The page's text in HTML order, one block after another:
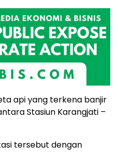
api yang terkena banjir
Stasiun Karangjati –
tersebut dengan